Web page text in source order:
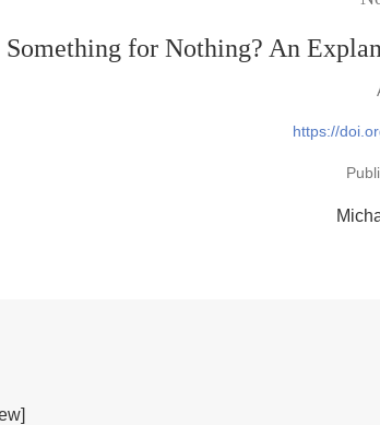
for Nothing? An
https://